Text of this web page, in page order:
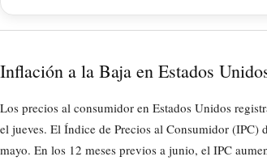
Inflación a la Baja en Estados
Los precios al consumidor en Estados Unidos
el jueves. El Índice de Precios al Consumidor (IPC)
mayo. En los 12 meses previos a junio, el IPC